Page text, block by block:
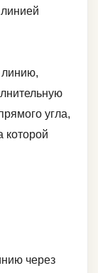
угла,
которой
через